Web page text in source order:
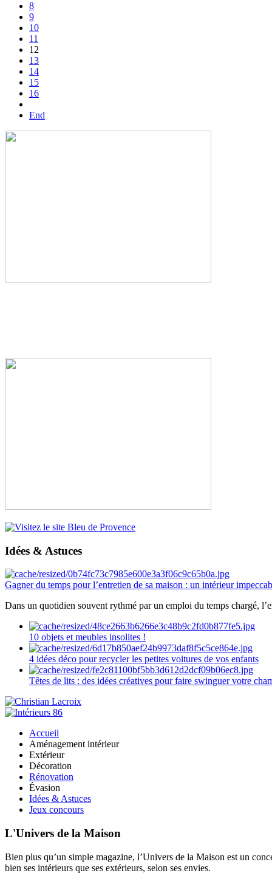
8
9
10
11
12
13
14
15
16
End
Idées & Astuces
Gagner du temps pour l’entretien de sa maison : un intérieur
Dans un quotidien souvent rythmé par un emploi du temps chargé,
10 objets et meubles insolites !
4 idées déco pour recycler les petites voitures de vos enfants
Têtes de lits : des idées créatives pour faire swinguer votre
Accueil
Aménagement intérieur
Extérieur
Décoration
Rénovation
Évasion
Idées & Astuces
Jeux concours
L'Univers de la Maison
Bien plus qu’un simple magazine, l’Univers de la Maison est un
bien ses intérieurs que ses extérieurs, selon ses envies.